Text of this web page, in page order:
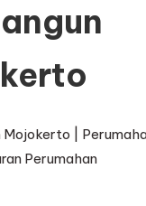
Mojokerto |
Perumahan